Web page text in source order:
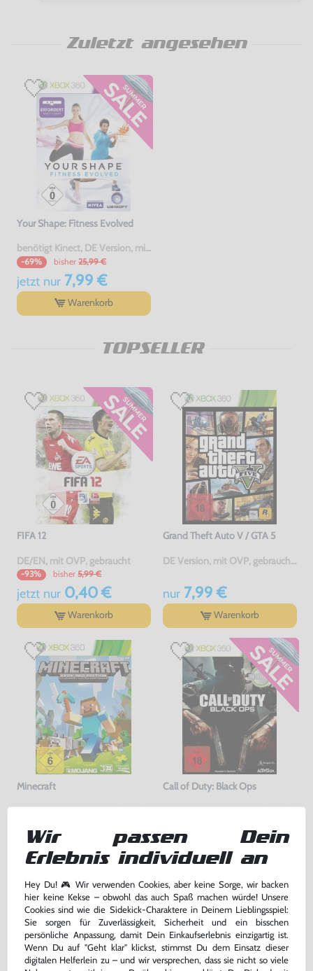
Zuletzt angesehen
Your Shape: Fitness Evolved
benötigt Kinect, DE Version, mit OVP, gebraucht
-69% bisher 25,99 €
jetzt nur7,99 €
Warenkorb
TOPSELLER
FIFA 12
DE/EN, mit OVP, gebraucht
-93% bisher 5,99 €
jetzt nur0,40 €
Warenkorb
Grand Theft Auto V / GTA 5
DE Version, mit OVP, gebraucht, USK18
nur7,99 €
Warenkorb
Minecraft
DE Version, mit OVP, gebraucht
nur22,99 €
Warenkorb
Call of Duty: Black Ops
DE Version, mit OVP, gebraucht, USK18
jetzt 7,99 €
Warenkorb
DAS HABEN ANDERE DAZU
GEKAUFT
-50%
Wir passen Dein
Erlebnis individuell an
Hey Du! 🎮 Wir verwenden Cookies, aber keine Sorge, wir backen
hier keine Kekse – obwohl das auch Spaß machen würde! Unsere
Cookies sind wie die Sidekick-Charaktere in Deinem Lieblingsspiel:
Sie sorgen für Zuverlässigkeit, Sicherheit und ein bisschen
persönliche Anpassung, damit Dein Einkaufserlebnis einzigartig ist.
Wenn Du auf "Geht klar" klickst, stimmst Du dem Einsatz dieser
digitalen Helferlein zu – und wir versprechen, dass sie nicht so viele